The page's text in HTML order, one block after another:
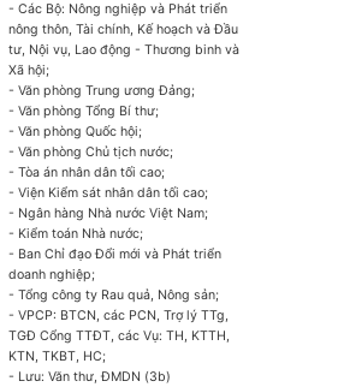
- Các Bộ: Nông nghiệp và Phát triển
nông thôn, Tài chính, Kế hoạch và Đầu
tư, Nội vụ, Lao động - Thương binh và
Xã hội;
- Văn phòng Trung ương Đảng;
- Văn phòng Tổng Bí thư;
- Văn phòng Quốc hội;
- Văn phòng Chủ tịch nước;
- Tòa án nhân dân tối cao;
- Viện Kiểm sát nhân dân tối cao;
- Ngân hàng Nhà nước Việt Nam;
- Kiểm toán Nhà nước;
- Ban Chỉ đạo Đổi mới và Phát triển
doanh nghiệp;
- Tổng công ty Rau quả, Nông sản;
- VPCP: BTCN, các PCN, Trợ lý TTg,
TGĐ Cổng TTĐT, các Vụ: TH, KTTH,
KTN, TKBT, HC;
- Lưu: Văn thư, ĐMDN (3b)